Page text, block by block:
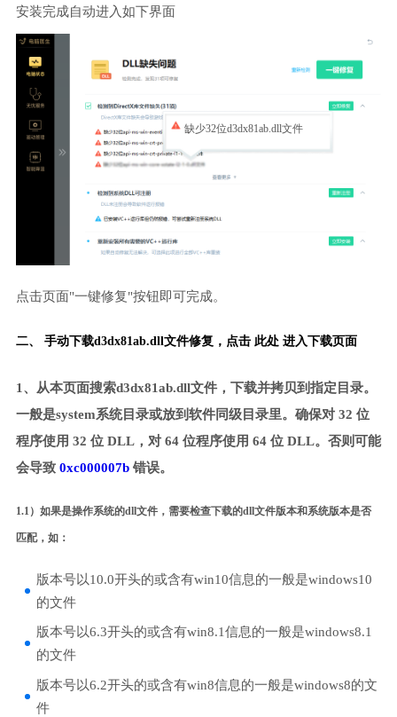
安装完成自动进入如下界面
缺少32位d3dx81ab.dll文件
点击页面"一键修复"按钮即可完成。
二、 手动下载d3dx81ab.dll文件修复， 点击 此处 进入下载页面
1、从本页面搜索d3dx81ab.dll文件，下载并拷贝到指定目录。
一般是system系统目录或放到软件同级目录里。确保对 32 位
程序使用 32 位 DLL，对 64 位程序使用 64 位 DLL。否则可能
会导致 0xc000007b错误。
1.1）如果是操作系统的dll文件，需要检查下载的dll文件版本和系统版本是否
匹配，如：
版本号以10.0开头的或含有win10信息的一般是windows10
的文件
版本号以6.3开头的或含有win8.1信息的一般是windows8.1
的文件
版本号以6.2开头的或含有win8信息的一般是windows8的文
件